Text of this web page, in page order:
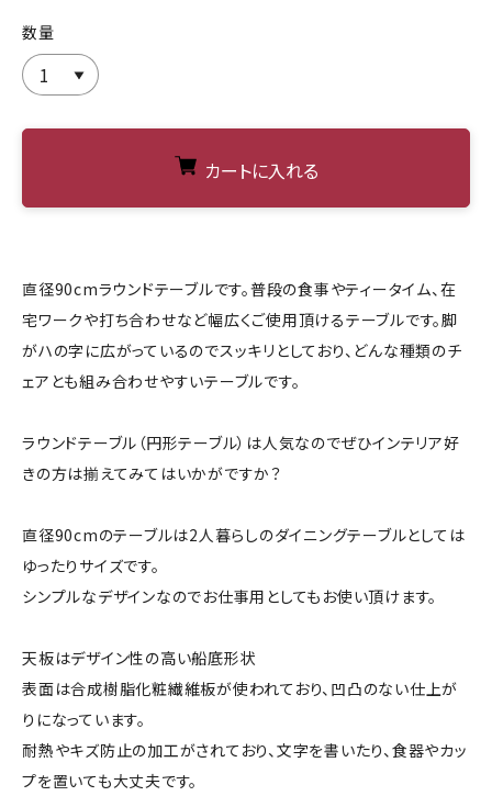
数量
カートに入れる
直径90cmラウンドテーブルです。普段の食事やティータイム、在
宅ワークや打ち合わせなど幅広くご使用頂けるテーブルです。脚
がハの字に広がっているのでスッキリとしており、どんな種類のチ
ェアとも組み合わせやすいテーブルです。
ラウンドテーブル（円形テーブル）は人気なのでぜひインテリア好
きの方は揃えてみてはいかがですか？
直径90cmのテーブルは2人暮らしのダイニングテーブルとしては
ゆったりサイズです。
シンプルなデザインなのでお仕事用としてもお使い頂けます。
天板はデザイン性の高い船底形状
表面は合成樹脂化粧繊維板が使われており、凹凸のない仕上が
りになっています。
耐熱やキズ防止の加工がされており、文字を書いたり、食器やカッ
プを置いても大丈夫です。